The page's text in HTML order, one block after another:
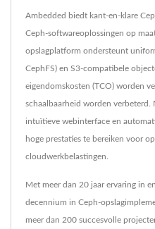
Ambedded biedt kant-en-klare
Ceph-softwareoplossingen op
opslagplatform ondersteunt
CephFS) en S3-compatibele
eigendomskosten (TCO) worden
schaalbaarheid worden verbeterd.
intuïtieve webinterface en
hoge prestaties te bereiken voor
cloudwerkbelastingen.
Met meer dan 20 jaar ervaring in
decennium in Ceph-
meer dan 200 succesvolle